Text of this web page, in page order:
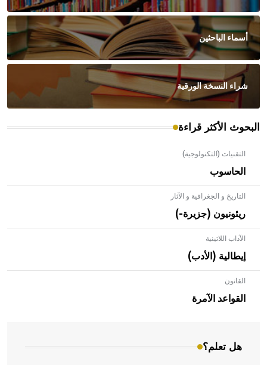
أسماء الباحثين
شراء النسخة الورقية
البحوث الأكثر قراءة
التقنيات (التكنولوجية)
الحاسوب
التاريخ و الجغرافية و الآثار
ريئونيون (جزيرة-)
الآداب اللاتينية
إيطالية (الأدب)
القانون
القواعد الآمرة
هل تعلم؟
- هل تعلم أن الأبلق نوع من الفنون الهندسية التي ارتبطت
بالعمارة الإسلامية في بلاد الشام ومصر خاصة، حيث يحرص
المعمار على بناء مداميكه وخاصة في الواجهات